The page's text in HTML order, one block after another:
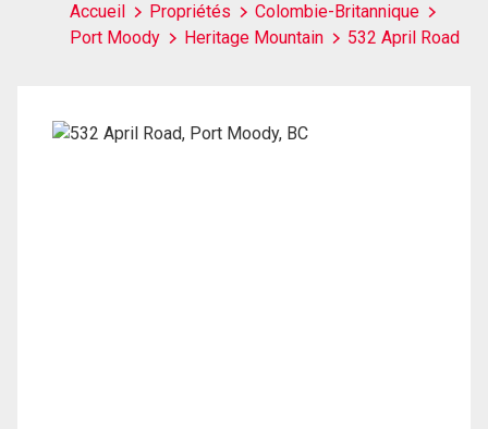
Accueil Propriétés
Colombie-Britannique
Port Moody
Heritage Mountain 532 April Road